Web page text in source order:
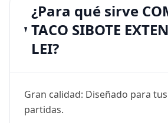
¿Para qué sirve
TACO SIBOTE
LEI?
Gran calidad: Diseñado para
partidas.